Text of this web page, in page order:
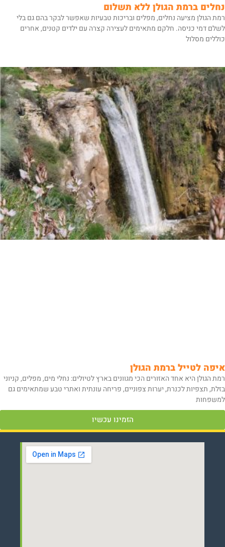
נחלים ברמת הגולן ללא תשלום
רמת הגולן מציעה נחלים, מפלים ובריכות טבעיות שאפשר לבקר בהם גם בלי
לשלם דמי כניסה. חלקם מתאימים לעצירה קצרה עם ילדים קטנים, אחרים
כוללים מסלול
איפה לטייל ברמת הגולן
רמת הגולן היא אחד האזורים הכי מגוונים בארץ לטיולים: נחלי מים, מפלים, קניוני
בזלת, תצפיות לכנרת, יערות צפוניים, פריחה עונתית ואתרי טבע שמתאימים גם
למשפחות
הזמינו עכשיו